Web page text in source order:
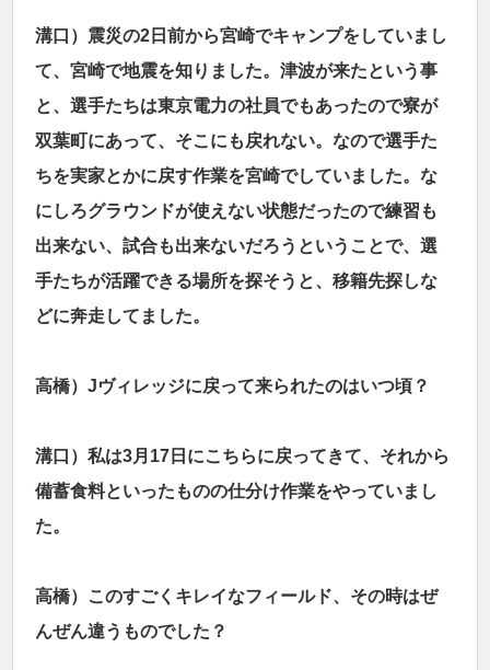
溝口）震災の2日前から宮崎でキャンプをしていまし
て、宮崎で地震を知りました。津波が来たという事
と、選手たちは東京電力の社員でもあったので寮が
双葉町にあって、そこにも戻れない。なので選手た
ちを実家とかに戻す作業を宮崎でしていました。な
にしろグラウンドが使えない状態だったので練習も
出来ない、試合も出来ないだろうということで、選
手たちが活躍できる場所を探そうと、移籍先探しな
どに奔走してました。
高橋）Jヴィレッジに戻って来られたのはいつ頃？
溝口）私は3月17日にこちらに戻ってきて、それから
備蓄食料といったものの仕分け作業をやっていまし
た。
高橋）このすごくキレイなフィールド、その時はぜ
んぜん違うものでした？